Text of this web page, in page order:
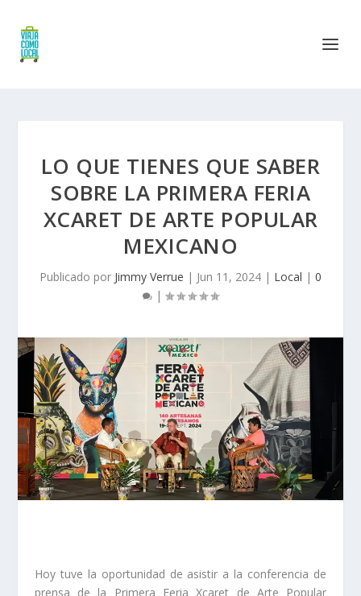
LO QUE TIENES QUE SABER
SOBRE LA PRIMERA FERIA
XCARET DE ARTE POPULAR
MEXICANO
Publicado por Jimmy Verrue | Jun 11, 2024 | Local | 0
|
Hoy tuve la oportunidad de asistir a la conferencia de
prensa de la Primera Feria Xcaret de Arte Popular